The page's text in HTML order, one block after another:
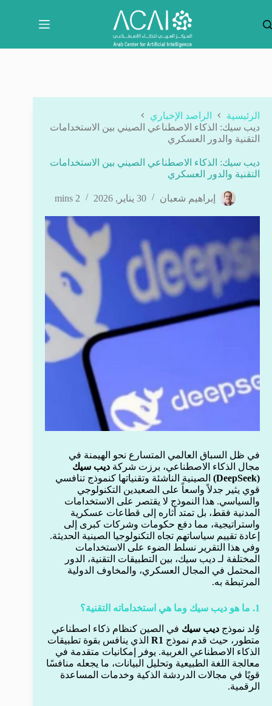
المحتوى
الرئيسية
الراصد الإخباري
ديب سيك: الذكاء الاصطناعي الصيني بين الاستخدامات
التقنية والدور العسكري
ديب سيك: الذكاء الاصطناعي الصيني بين الاستخدامات
التقنية والدور العسكري
إبراهيم شعبان 30 يناير, 2026 2 mins
في ظل السباق العالمي المتسارع نحو الهيمنة في
مجال الذكاء الاصطناعي، برزت شركة ديب سيك
(DeepSeek)
الصينية الناشئة وتقنياتها كنموذج تنافسي
قوي يثير جدلاً واسعاً على الصعيدين التكنولوجي
والسياسي. هذا النموذج لا يقتصر على الاستخدامات
المدنية فقط، بل تمتد أثاره إلى قطاعات عسكرية
واستراتيجية، مما دفع حكومات وشركات كبرى إلى
إعادة تقييم سياساتهم تجاه التكنولوجيا الصينية الحديثة.
وفي هذا التقرير نسلط الضوء على الاستخدامات
المختلفة لـ ديب سيك، بين التطبيقات التقنية، الدور
المحتمل في المجال العسكري، والمخاوف الدولية
المرتبطة به.
1. ما هو ديب سيك وما هي استخداماته التقنية؟
وُلد نموذج ديب سيك في الصين كنظام ذكاء اصطناعي
متطور، حيث قدم نموذج R1 الذي ينافس بقوة تطبيقات
الذكاء الاصطناعي الغربية. يوفر إمكانيات متقدمة في
معالجة اللغة الطبيعية وتحليل البيانات، ما يجعله منافسًا
قويًا في مجالات الدردشة الذكية وخدمات المساعدة
الرقمية.